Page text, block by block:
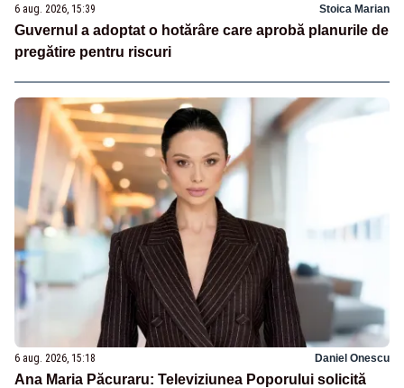
6 aug. 2026, 15:39 Stoica Marian
Guvernul a adoptat o hotărâre care aprobă planurile de
pregătire pentru riscuri
6 aug. 2026, 15:18 Daniel Onescu
Ana Maria Păcuraru: Televiziunea Poporului solicită